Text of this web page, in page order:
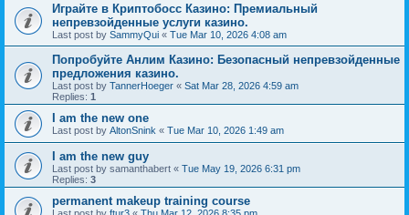
Играйте в Криптобосс Казино: Премиальный
непревзойденные услуги казино.
Last post by SammyQui « Tue Mar 10, 2026 4:08 am
Попробуйте Анлим Казино: Безопасный непревзойденные
предложения казино.
Last post by TannerHoeger « Sat Mar 28, 2026 4:59 am
Replies: 1
I am the new one
Last post by AltonSnink « Tue Mar 10, 2026 1:49 am
I am the new guy
Last post by samanthabert « Tue May 19, 2026 6:31 pm
Replies: 3
permanent makeup training course